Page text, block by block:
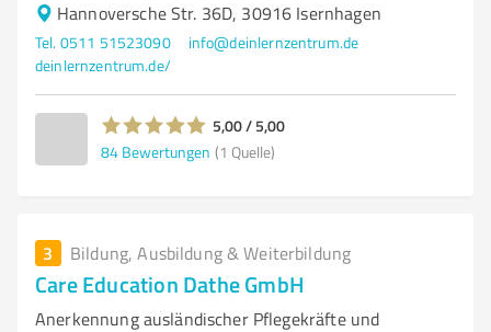
Hannoversche Str. 36D, 30916 Isernhagen
Tel. 0511 51523090
info@deinlernzentrum.de
deinlernzentrum.de/
5,00 / 5,00
84 Bewertungen (1 Quelle)
3 Bildung, Ausbildung & Weiterbildung
Care Education Dathe GmbH
Anerkennung ausländischer Pflegekräfte und